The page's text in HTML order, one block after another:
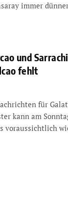
immer
und
fehlt
für
kann am
voraussichtlich